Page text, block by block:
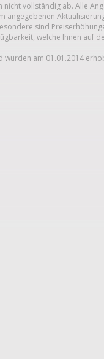
vollständig ab. Alle
sind
welche Ihnen auf
wurden am 01.01.2014